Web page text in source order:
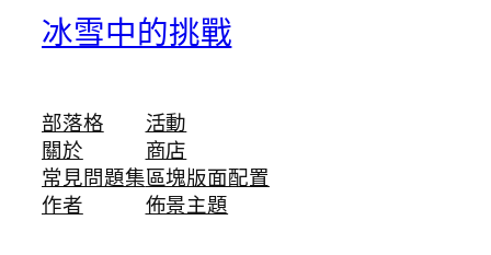
冰雪中的挑戰
部落格
關於
常見問題集
作者
活動
商店
區塊版面配置
佈景主題